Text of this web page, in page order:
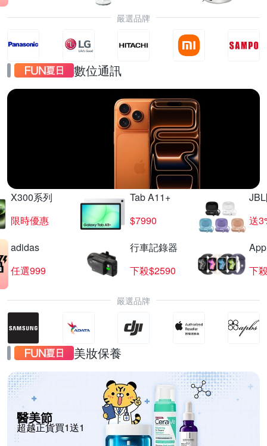
嚴選品牌
數位通訊
X300系列
限時優惠
Tab A11+
$7990
送
adidas
任選999
行車記錄器
下殺$2590
下
嚴選品牌
美妝保養
醫美節
超越正貨買1送1